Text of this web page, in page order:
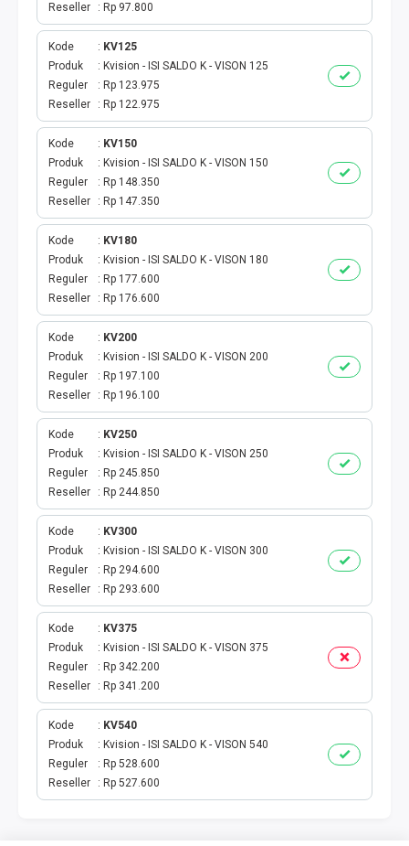
TAG FINANCE
TAG PBB
TAG PGN & PERTAGAS
VA BEBAS NOMINAL
TRANSFER UANG
VA NOMINAL
BEBAS NOMINAL
E WALLET BEBAS NOMINAL
Reseller
Rp 97.800
Kode
KV125
Produk
Kvision - ISI SALDO K - VISON 125
Reguler
Rp 123.975
Reseller
Rp 122.975
Kode
KV150
Produk
Kvision - ISI SALDO K - VISON 150
Reguler
Rp 148.350
Reseller
Rp 147.350
Kode
KV180
Produk
Kvision - ISI SALDO K - VISON 180
Reguler
Rp 177.600
Reseller
Rp 176.600
Kode
KV200
Produk
Kvision - ISI SALDO K - VISON 200
Reguler
Rp 197.100
Reseller
Rp 196.100
Kode
KV250
Produk
Kvision - ISI SALDO K - VISON 250
Reguler
Rp 245.850
Reseller
Rp 244.850
Kode
KV300
Produk
Kvision - ISI SALDO K - VISON 300
Reguler
Rp 294.600
Reseller
Rp 293.600
Kode
KV375
Produk
Kvision - ISI SALDO K - VISON 375
Reguler
Rp 342.200
Reseller
Rp 341.200
Kode
KV540
Produk
Kvision - ISI SALDO K - VISON 540
Reguler
Rp 528.600
Reseller
Rp 527.600